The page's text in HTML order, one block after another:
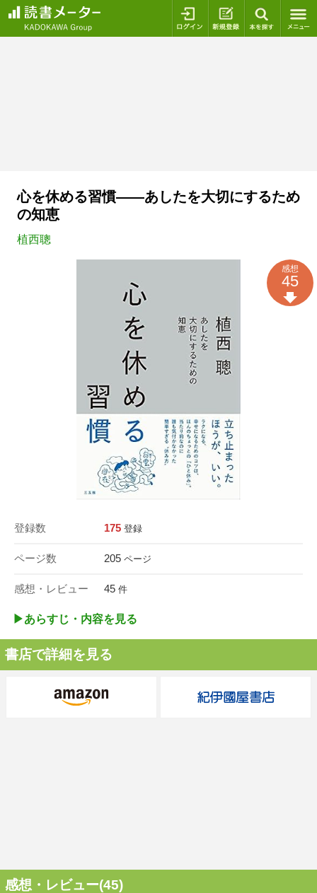
ログイン 新規登録
心を休める習慣――あしたを大切にするため
の知恵
植西聰
登録数 175 登録
ページ数 205 ページ
感想・レビュー 45 件
感想
45
▶︎あらすじ・内容を見る
書店で詳細を見る
感想・レビュー(45)